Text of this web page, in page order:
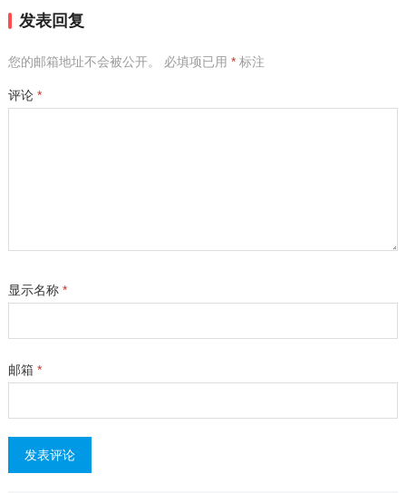
发表回复
您的邮箱地址不会被公开。 必填项已用 *标注
评论 *
显示名称 *
邮箱 *